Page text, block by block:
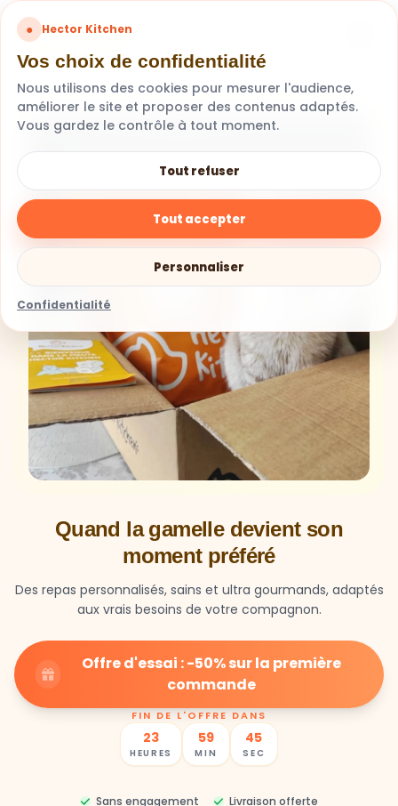
Quand la gamelle devient son
moment préféré
Des repas personnalisés, sains et ultra gourmands, adaptés
aux vrais besoins de votre compagnon.
Offre d'essai : -50% sur la première
commande
FIN DE L'OFFRE DANS
23
HEURES
59
MIN
42
SEC
Sans engagement Livraison offerte